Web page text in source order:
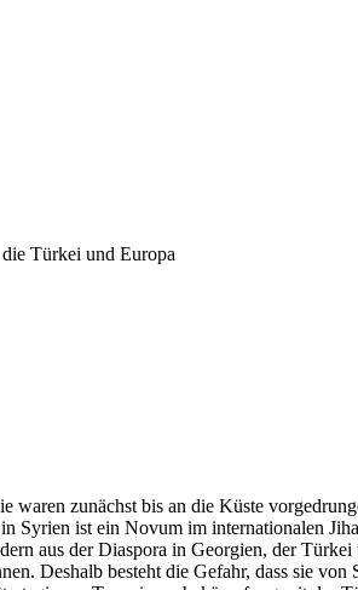
Türkei und Europa
zunächst bis an die Küste
Syrien ist ein Novum im internationalen
aus der Diaspora in Georgien, der
Deshalb besteht die Gefahr, dass sie